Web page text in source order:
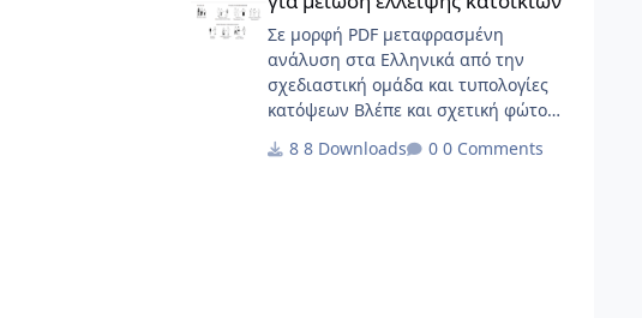
Σε μορφή PDF μεταφρασμένη
ανάλυση στα Ελληνικά από την
σχεδιαστική ομάδα και τυπολογίες
κατόψεων Βλέπε και σχετική φώτο
διαγράμματα, το γραφικό υλικό, το
8 Downloads 0 Comments